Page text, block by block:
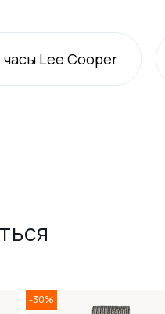
Lee Cooper
-30%